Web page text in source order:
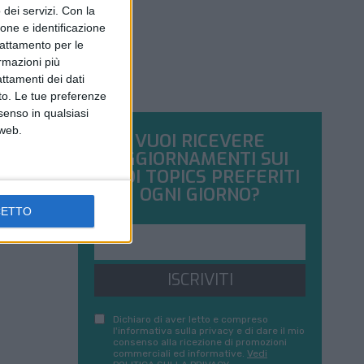
servizi. Con la
e identificazione
per le
più
dei dati
Le tue preferenze
in qualsiasi
VUOI RICEVERE
AGGIORNAMENTI SUI
TUOI TOPICS PREFERITI
OGNI GIORNO?
ISCRIVITI
Dichiaro di aver letto e compreso
l'informativa sulla privacy e di dare il mio
consenso alla ricezione di promozioni
commerciali ed informative. Vedi